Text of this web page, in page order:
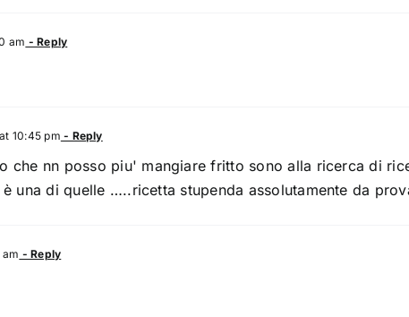
am - Reply
10:45 pm - Reply
che nn posso piu' mangiare fritto sono alla ricerca di
una di quelle …..ricetta stupenda assolutamente da
am - Reply